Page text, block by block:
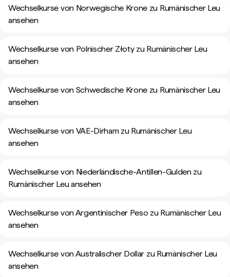
Wechselkurse von Norwegische Krone zu Rumänischer Leu
ansehen
Wechselkurse von Polnischer Złoty zu Rumänischer Leu
ansehen
Wechselkurse von Schwedische Krone zu Rumänischer Leu
ansehen
Wechselkurse von VAE-Dirham zu Rumänischer Leu
ansehen
Wechselkurse von Niederländische-Antillen-Gulden zu
Rumänischer Leu ansehen
Wechselkurse von Argentinischer Peso zu Rumänischer Leu
ansehen
Wechselkurse von Australischer Dollar zu Rumänischer Leu
ansehen